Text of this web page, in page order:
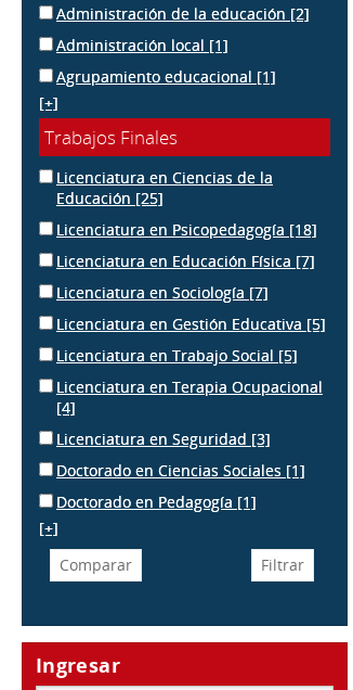
Administración de la educación [2]
Administración local [1]
Agrupamiento educacional [1]
[+]
Trabajos Finales
Licenciatura en Ciencias de la
Educación [25]
Licenciatura en Psicopedagogía [18]
Licenciatura en Educación Física [7]
Licenciatura en Sociología [7]
Licenciatura en Gestión Educativa [5]
Licenciatura en Trabajo Social [5]
Licenciatura en Terapia Ocupacional
[4]
Licenciatura en Seguridad [3]
Doctorado en Ciencias Sociales [1]
Doctorado en Pedagogía [1]
[+]
Ingresar